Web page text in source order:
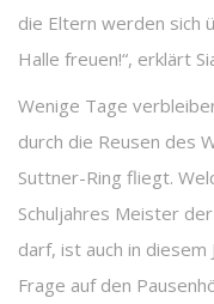
die Eltern werden sich
Halle freuen!“, erklärt
Wenige Tage
durch die Reusen des
Suttner-Ring fliegt.
Schuljahres Meister
darf, ist auch in
Frage auf den